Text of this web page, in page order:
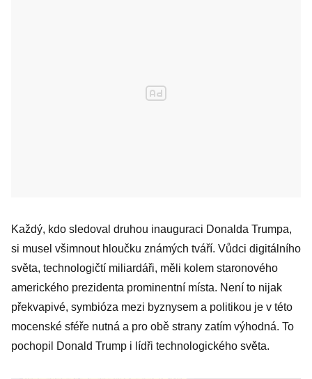
Každý, kdo sledoval druhou inauguraci Donalda Trumpa,
si musel všimnout hloučku známých tváří. Vůdci digitálního
světa, technologičtí miliardáři, měli kolem staronového
amerického prezidenta prominentní místa. Není to nijak
překvapivé, symbióza mezi byznysem a politikou je v této
mocenské sféře nutná a pro obě strany zatím výhodná. To
pochopil Donald Trump i lídři technologického světa.